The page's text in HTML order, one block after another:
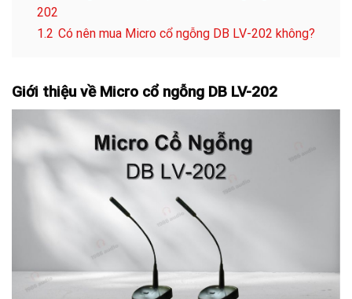
202
1.2 Có nên mua Micro cổ ngỗng DB LV-202 không?
Giới thiệu về Micro cổ ngỗng DB LV-202